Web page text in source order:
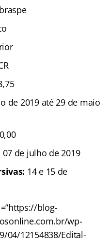
de 2019 até 29 de maio
07 de julho de 2019
14 e 15 de
blog-
wp-
04/12154838/Edital-